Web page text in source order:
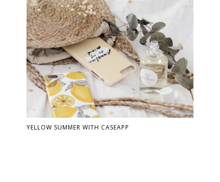
YELLOW SUMMER WITH CASEAPP